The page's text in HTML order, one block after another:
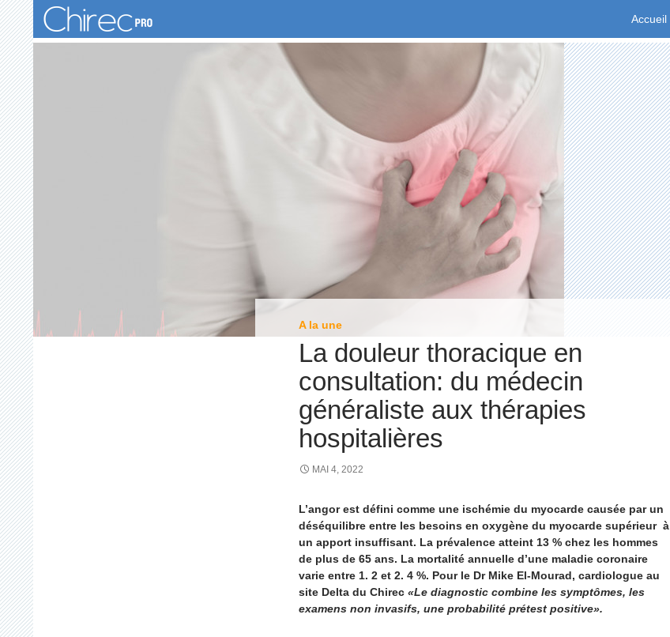
Recherche
Accueil
A la une
La douleur thoracique en
consultation: du médecin
généraliste aux thérapies
hospitalières
MAI 4, 2022
L’angor est défini comme une ischémie du myocarde causée par un
déséquilibre entre les besoins en oxygène du myocarde supérieur à
un apport insuffisant. La prévalence atteint 13 % chez les hommes
de plus de 65 ans. La mortalité annuelle d’une maladie coronaire
varie entre 1. 2 et 2. 4 %. Pour le Dr Mike El-Mourad, cardiologue au
site Delta du Chirec «Le diagnostic combine les symptômes, les
examens non invasifs, une probabilité prétest positive».